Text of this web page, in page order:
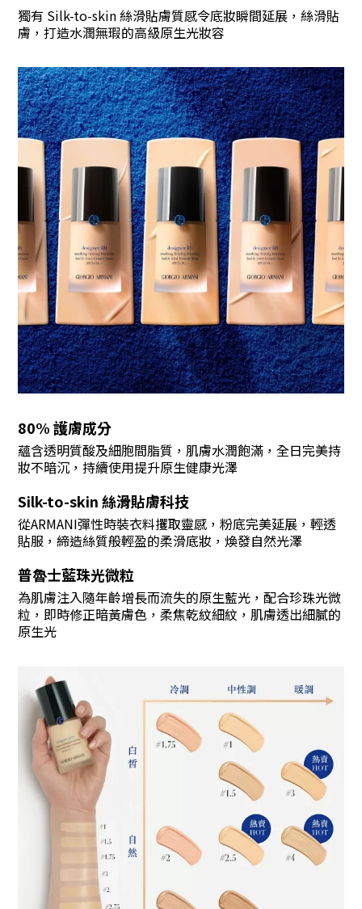
獨有 Silk-to-skin 絲滑貼膚質感令底妝瞬間延展，絲滑貼
膚，打造水潤無瑕的高級原生光妝容
80% 護膚成分
蘊含透明質酸及細胞間脂質，肌膚水潤飽滿，全日完美持
妝不暗沉，持續使用提升原生健康光澤
Silk-to-skin 絲滑貼膚科技
從ARMANI彈性時裝衣料攫取靈感，粉底完美延展，輕透
貼服，締造絲質般輕盈的柔滑底妝，煥發自然光澤
普魯士藍珠光微粒
為肌膚注入隨年齡增長而流失的原生藍光，配合珍珠光微
粒，即時修正暗黃膚色，柔焦乾紋細紋，肌膚透出細膩的
原生光